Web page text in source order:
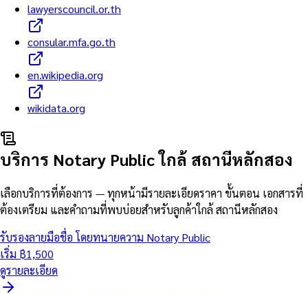
lawyerscouncil.or.th
consular.mfa.go.th
en.wikipedia.org
wikidata.org
บริการ Notary Public ใกล้ สถานีหลักสอง
เลือกบริการที่ต้องการ — ทุกหน้ามีรายละเอียดราคา ขั้นตอน เอกสารที่
ต้องเตรียม และคำถามที่พบบ่อยสำหรับลูกค้าใกล้สถานีหลักสอง
รับรองลายมือชื่อ โดยทนายความ Notary Public
เริ่ม ฿1,500
ดูรายละเอียด